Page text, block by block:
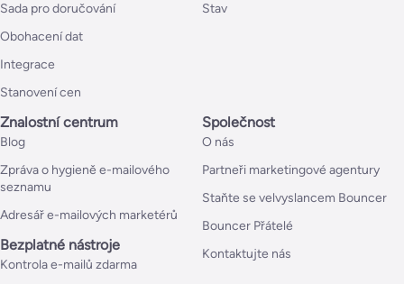
Sada pro doručování
Obohacení dat
Integrace
Stanovení cen
Stav
Znalostní centrum
Blog
Zpráva o hygieně e-mailového
seznamu
Adresář e-mailových marketérů
Bezplatné nástroje
Kontrola e-mailů zdarma
Společnost
O nás
Partneři marketingové agentury
Staňte se velvyslancem Bouncer
Bouncer Přátelé
Kontaktujte nás